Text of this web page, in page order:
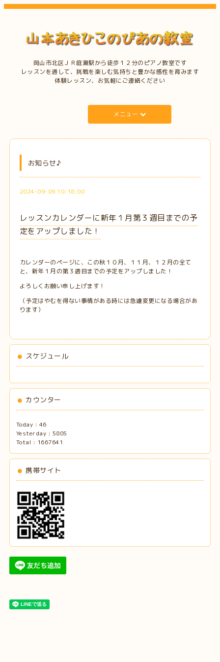
岡山市北区ＪＲ庭瀬駅から徒歩１２分のピアノ教室です
レッスンを通して、挑戦を楽しむ気持ちと豊かな感性を育みます
体験レッスン、お気軽にご連絡ください
メニュー
お知らせ♪
2024-09-09 10:18:00
レッスンカレンダーに新年１月第３週目までの予
定をアップしました！
カレンダーのページに、この秋１０月、１１月、１２月の全て
と、新年１月の第３週目までの予定をアップしました！
よろしくお願い申し上げます！
（予定はやむを得ない事情がある時には急遽変更になる場合があ
ります）
スケジュール
カウンター
Today : 46
Yesterday : 5805
Total : 1667641
携帯サイト